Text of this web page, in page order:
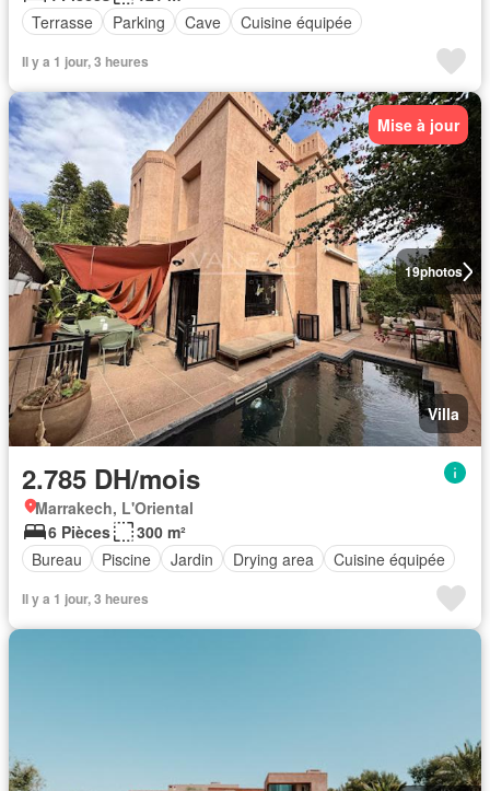
Terrasse
Parking Cave Cuisine équipée
Il y a 1 jour, 3 heures
19photos
Mise à jour
Villa
2.785 DH/mois
Marrakech, L'Oriental
6 Pièces
300 m²
Bureau
Piscine Jardin Drying area Cuisine équipée
Il y a 1 jour, 3 heures